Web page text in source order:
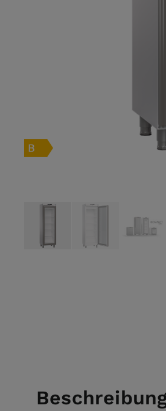
View larger image
View larger